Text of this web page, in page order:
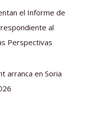
el Informe de
al
Perspectivas
arranca en Soria